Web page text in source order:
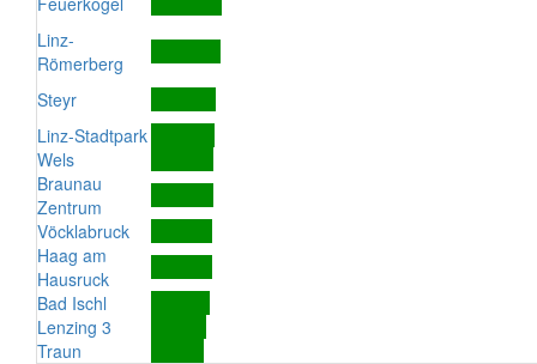
Linz-
Römerberg
Steyr
Linz-Stadtpark
Wels
Braunau
Zentrum
Vöcklabruck
Haag am
Hausruck
Bad Ischl
Lenzing 3
Traun